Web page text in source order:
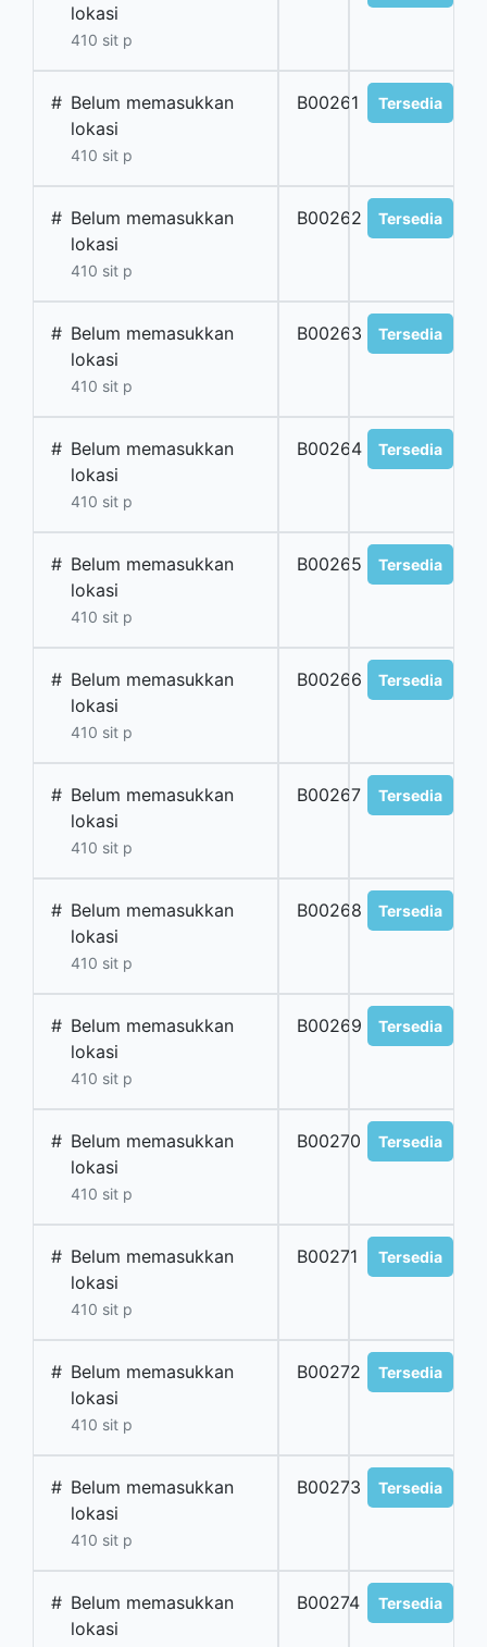
lokasi
410 sit p
# Belum memasukkan
lokasi
410 sit p
B00261 Tersedia
# Belum memasukkan
lokasi
410 sit p
B00262 Tersedia
# Belum memasukkan
lokasi
410 sit p
B00263 Tersedia
# Belum memasukkan
lokasi
410 sit p
B00264 Tersedia
# Belum memasukkan
lokasi
410 sit p
B00265 Tersedia
# Belum memasukkan
lokasi
410 sit p
B00266 Tersedia
# Belum memasukkan
lokasi
410 sit p
B00267 Tersedia
# Belum memasukkan
lokasi
410 sit p
B00268 Tersedia
# Belum memasukkan
lokasi
410 sit p
B00269 Tersedia
# Belum memasukkan
lokasi
410 sit p
B00270 Tersedia
# Belum memasukkan
lokasi
410 sit p
B00271 Tersedia
# Belum memasukkan
lokasi
410 sit p
B00272 Tersedia
# Belum memasukkan
lokasi
410 sit p
B00273 Tersedia
# Belum memasukkan
lokasi
B00274 Tersedia